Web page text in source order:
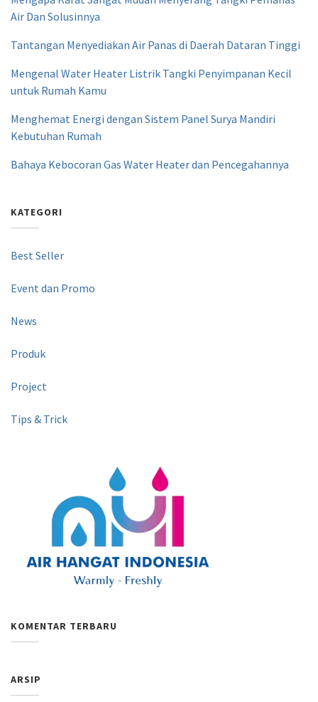
Air Dan Solusinnya
Tantangan Menyediakan Air Panas di Daerah Dataran Tinggi
Mengenal Water Heater Listrik Tangki Penyimpanan Kecil
untuk Rumah Kamu
Menghemat Energi dengan Sistem Panel Surya Mandiri
Kebutuhan Rumah
Bahaya Kebocoran Gas Water Heater dan Pencegahannya
KATEGORI
Best Seller
Event dan Promo
News
Produk
Project
Tips & Trick
KOMENTAR TERBARU
ARSIP